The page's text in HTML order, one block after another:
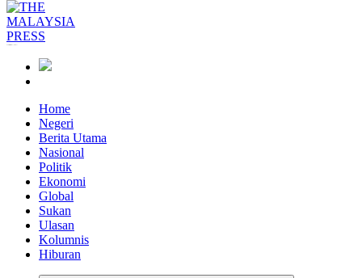
Home
Negeri
Berita Utama
Nasional
Politik
Ekonomi
Global
Sukan
Ulasan
Kolumnis
Hiburan